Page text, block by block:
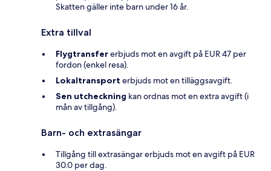
Skatten gäller inte barn under 16 år.
Extra tillval
Flygtransfererbjuds mot en avgift på EUR 47 per
fordon (enkel resa).
Lokaltransport erbjuds mot en tilläggsavgift.
Sen utcheckning kan ordnas mot en extra avgift (i
mån av tillgång).
Barn- och extrasängar
Tillgång till extrasängar erbjuds mot en avgift på EUR
30.0 per dag.